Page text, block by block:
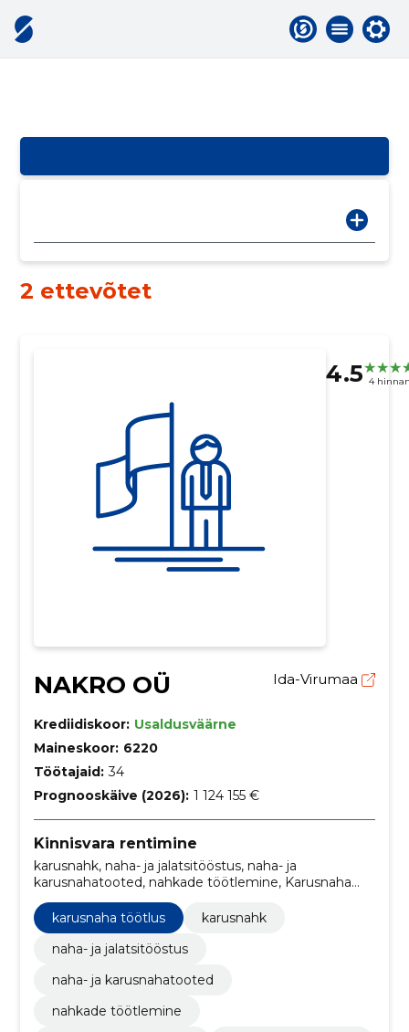
2 ettevõtet
4.5 4
NAKRO OÜ Ida-Virumaa
Krediidiskoor: Usaldusväärne
Maineskoor: 6220
Töötajaid: 34
Prognooskäive (2026): 1 124 155 €
Kinnisvara rentimine
karusnahk, naha- ja jalatsitööstus, naha- ja
karusnahatooted, nahkade töötlemine, Karusnaha
töötlemine, Karusnaha töötlus
karusnaha töötlus
karusnahk
naha- ja jalatsitööstus
naha- ja karusnahatooted
nahkade töötlemine